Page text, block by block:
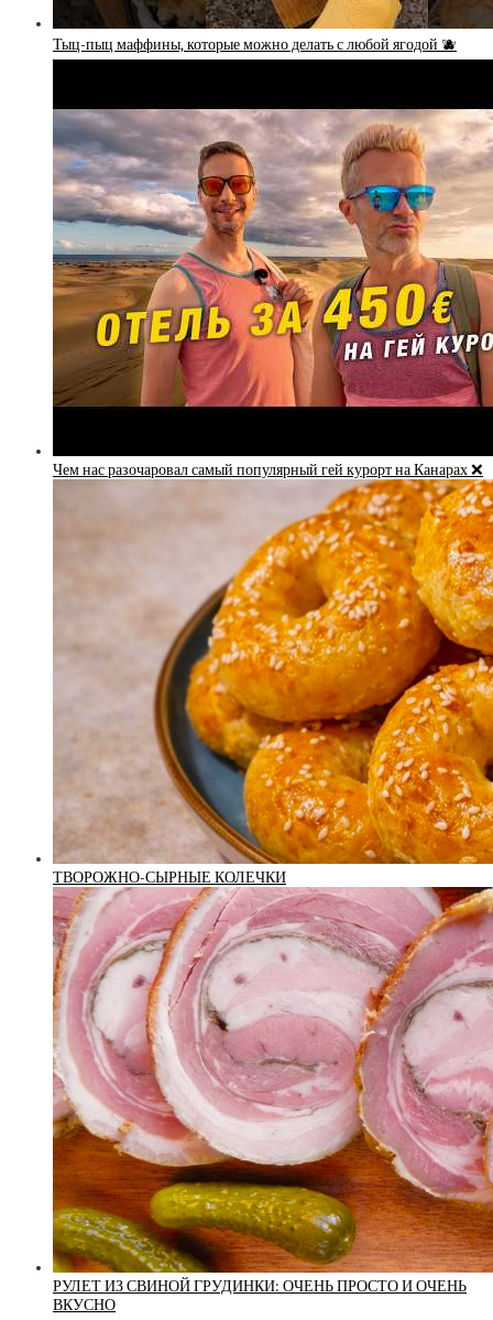
Тыц-пыц маффины, которые можно делать с любой ягодой 🫐
Чем нас разочаровал самый популярный гей курорт на Канарах ❌
ТВОРОЖНО-СЫРНЫЕ КОЛЕЧКИ
РУЛЕТ ИЗ СВИНОЙ ГРУДИНКИ: ОЧЕНЬ ПРОСТО И ОЧЕНЬ
ВКУСНО